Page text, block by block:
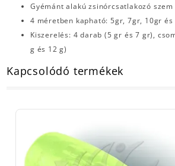
Gyémánt alakú zsinórcsatlakozó szem
4 méretben kapható: 5gr, 7gr, 10gr és
Kiszerelés: 4 darab (5 gr és 7 gr),
g és 12 g)
Kapcsolódó termékek